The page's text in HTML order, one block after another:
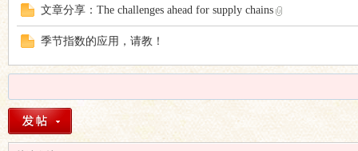
专
文章分享：The challenges ahead for supply chains
季节指数的应用，请教！